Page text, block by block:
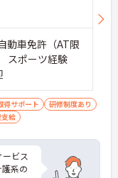
動車免許（AT限
ポーツ経験
得サポート
研修制度あり
給
ビス
系の